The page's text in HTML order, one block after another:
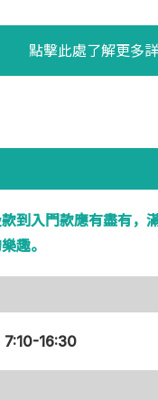
點擊此處了解更多
到入門款應有盡有，
趣。
7:10-16:30